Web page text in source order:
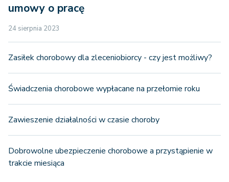
umowy o pracę
24 sierpnia 2023
Zasiłek chorobowy dla zleceniobiorcy - czy jest możliwy?
Świadczenia chorobowe wypłacane na przełomie roku
Zawieszenie działalności w czasie choroby
Dobrowolne ubezpieczenie chorobowe a przystąpienie w
trakcie miesiąca